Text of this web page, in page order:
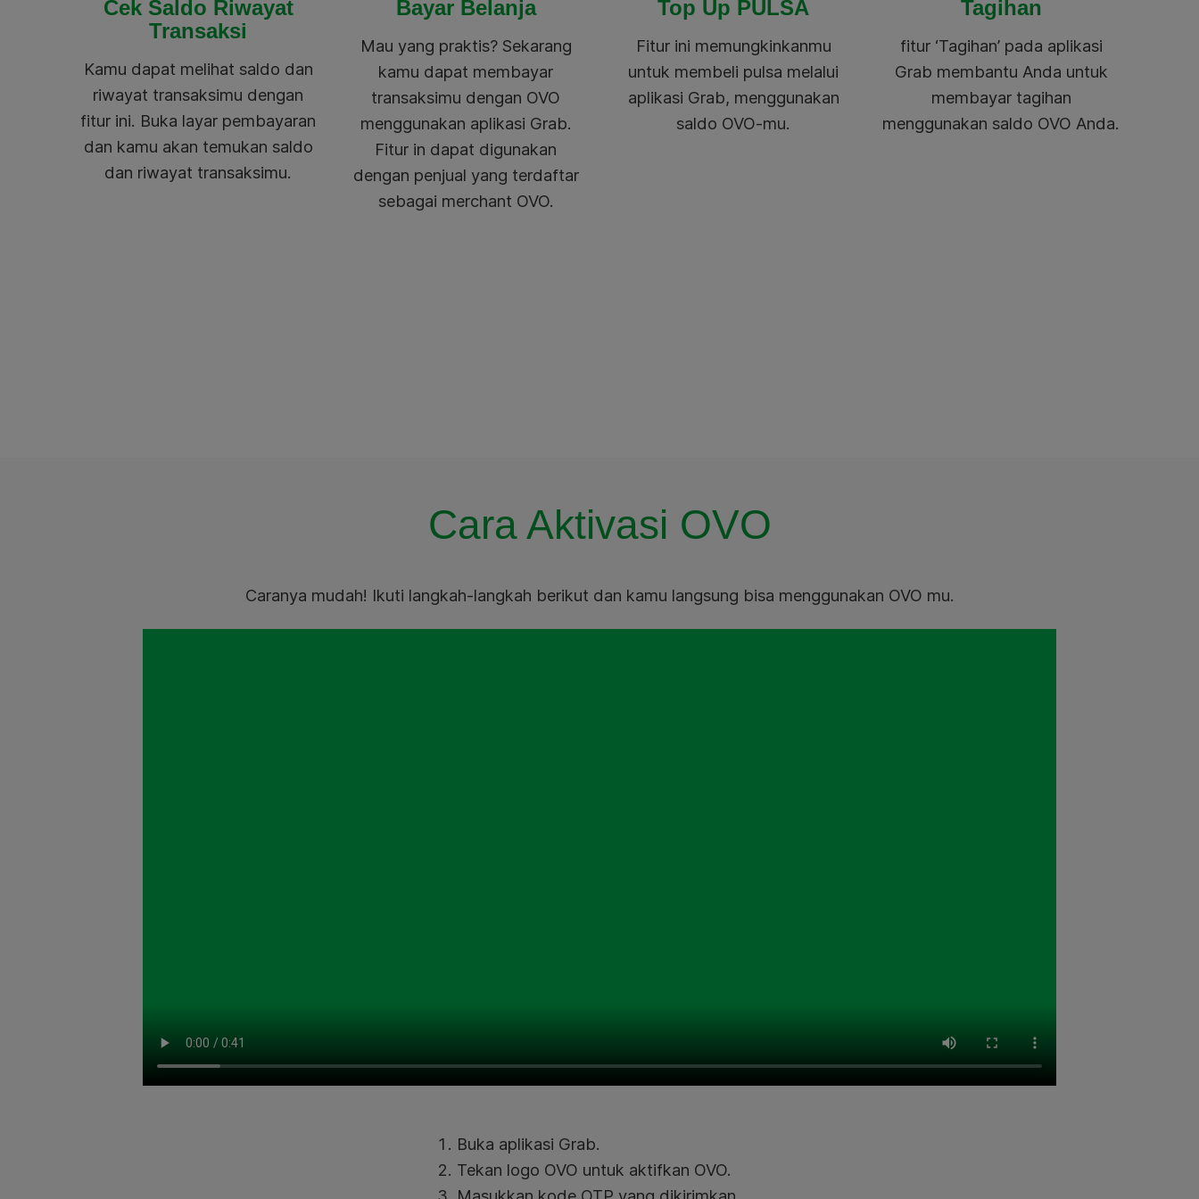
Cek Saldo Riwayat
Transaksi
Kamu dapat melihat saldo dan
riwayat transaksimu dengan
fitur ini. Buka layar pembayaran
dan kamu akan temukan saldo
dan riwayat transaksimu.
Bayar Belanja
Mau yang praktis? Sekarang
kamu dapat membayar
transaksimu dengan OVO
menggunakan aplikasi Grab.
Fitur in dapat digunakan
dengan penjual yang terdaftar
sebagai merchant OVO.
Top Up PULSA
Fitur ini memungkinkanmu
untuk membeli pulsa melalui
aplikasi Grab, menggunakan
saldo OVO-mu.
Tagihan
fitur ‘Tagihan’ pada aplikasi
Grab membantu Anda untuk
membayar tagihan
menggunakan saldo OVO Anda.
Cara Aktivasi OVO
Caranya mudah! Ikuti langkah-langkah berikut dan kamu langsung bisa menggunakan OVO mu.
Buka aplikasi Grab.
Tekan logo OVO untuk aktifkan OVO.